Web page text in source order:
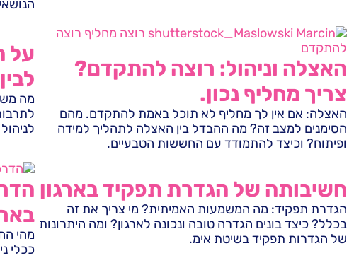
האצלה וניהול: רוצה להתקדם?
צריך מחליף נכון.
האצלה: אם אין לך מחליף לא תוכל באמת להתקדם. מהם
הסימנים למצב זה? מה ההבדל בין האצלה לתהליך למידה
ופיתוח? וכיצד להתמודד עם החששות הטבעיים.
על
לבין OKR
חשיבותה של הגדרת תפקיד בארגון
הגדרת תפקיד: מה המשמעות האמיתית? מי צריך את זה
בכלל? כיצד בונים הגדרה טובה ונכונה לארגון? ומה היתרונות
של הגדרות תפקיד בשיטת אימ.
מהי
ככלי